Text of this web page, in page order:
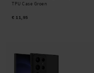
TPU Case Groen
€ 11,95